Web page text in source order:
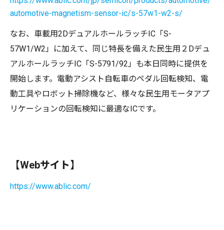
automotive-magnetism-sensor-ic/s-57w1-w2-s/
なお、車載用2DデュアルホールラッチIC「S-
57W1/W2」に加えて、同じ特長を備えた民生用２Dデュ
アルホールラッチIC「S-5791/92」も本日同時に提供を
開始します。電動アシスト自転車のペダル回転検知、電
動工具やロボット掃除機など、様々な民生用モータアプ
リケーションの回転検知に最適なICです。
【Webサイト】
https://www.ablic.com/